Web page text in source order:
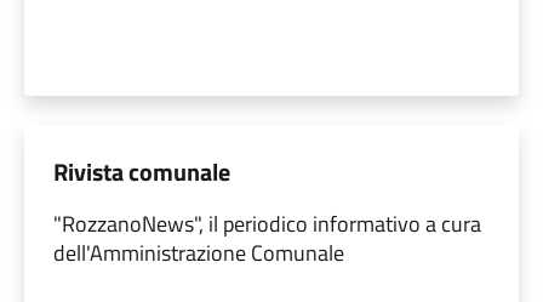
Rivista comunale
"RozzanoNews", il periodico informativo a cura
dell'Amministrazione Comunale